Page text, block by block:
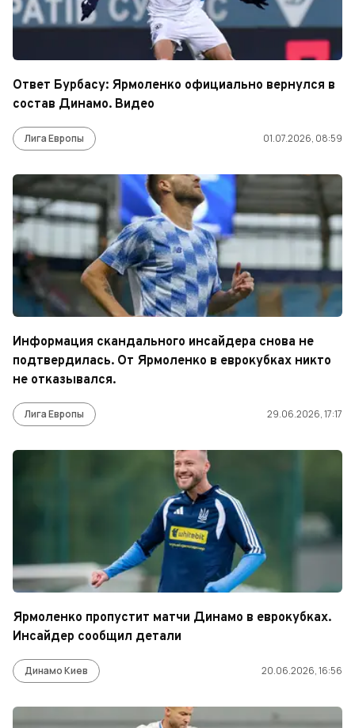
Ответ Бурбасу: Ярмоленко официально вернулся в
состав Динамо. Видео
Лига Европы 01.07.2026, 08:59
Информация скандального инсайдера снова не
подтвердилась. От Ярмоленко в еврокубках никто
не отказывался.
Лига Европы 29.06.2026, 17:17
Ярмоленко пропустит матчи Динамо в еврокубках.
Инсайдер сообщил детали
Динамо Киев 20.06.2026, 16:56